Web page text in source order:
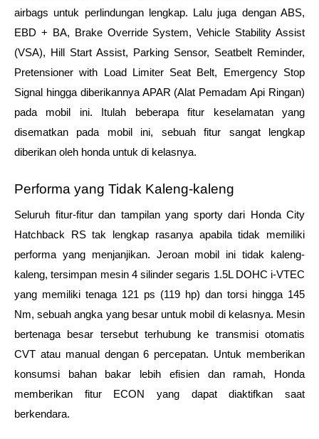
airbags untuk perlindungan lengkap. Lalu juga dengan ABS,
EBD + BA, Brake Override System, Vehicle Stability Assist
(VSA), Hill Start Assist, Parking Sensor, Seatbelt Reminder,
Pretensioner with Load Limiter Seat Belt, Emergency Stop
Signal hingga diberikannya APAR (Alat Pemadam Api Ringan)
pada mobil ini. Itulah beberapa fitur keselamatan yang
disematkan pada mobil ini, sebuah fitur sangat lengkap
diberikan oleh honda untuk di kelasnya.
Performa yang Tidak Kaleng-kaleng
Seluruh fitur-fitur dan tampilan yang sporty dari Honda City
Hatchback RS tak lengkap rasanya apabila tidak memiliki
performa yang menjanjikan. Jeroan mobil ini tidak kaleng-
kaleng, tersimpan mesin 4 silinder segaris 1.5L DOHC i-VTEC
yang memiliki tenaga 121 ps (119 hp) dan torsi hingga 145
Nm, sebuah angka yang besar untuk mobil di kelasnya. Mesin
bertenaga besar tersebut terhubung ke transmisi otomatis
CVT atau manual dengan 6 percepatan. Untuk memberikan
konsumsi bahan bakar lebih efisien dan ramah, Honda
memberikan fitur ECON yang dapat diaktifkan saat
berkendara.